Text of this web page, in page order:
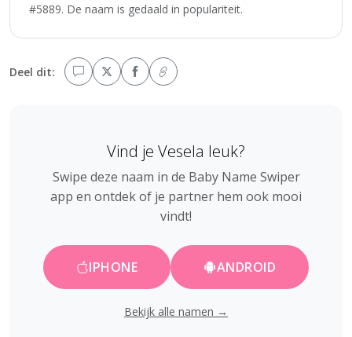
#5889. De naam is gedaald in populariteit.
Deel dit:
Vind je Vesela leuk?
Swipe deze naam in de Baby Name Swiper
app en ontdek of je partner hem ook mooi
vindt!
IPHONE ANDROID
Bekijk alle namen →